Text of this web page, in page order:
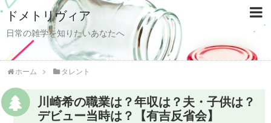
ドメトリヴィア
日常の雑学を知りたいあなたへ
ホーム タレント
川崎希の職業は？年収は？夫・子供は？
デビュー当時は？【有吉反省会】